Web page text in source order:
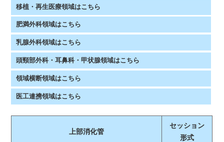
移植・再生医療領域はこちら
肥満外科領域はこちら
乳腺外科領域はこちら
頭頸部外科・耳鼻科・甲状腺領域はこちら
領域横断領域はこちら
医工連携領域はこちら
上部消化管
セッション
形式